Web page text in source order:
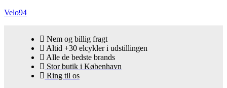
Velo94
Nem og billig fragt
Altid +30 elcykler i udstillingen
Alle de bedste brands
Stor butik i København
Ring til os